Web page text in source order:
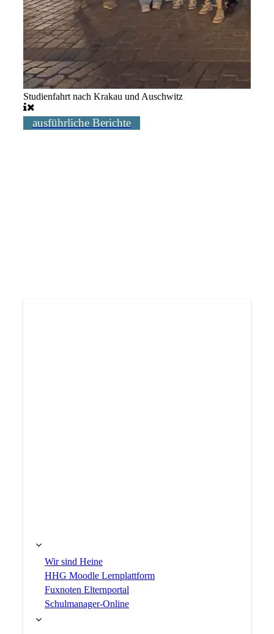
Studienfahrt nach Krakau und Auschwitz
ausführliche Berichte
Wir sind Heine
HHG Moodle Lernplattform
Fuxnoten Elternportal
Schulmanager-Online